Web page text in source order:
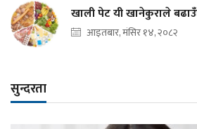
खाली पेट यी खानेकुराले
आइतबार, मंसिर १४, २०८२
सुन्दरता